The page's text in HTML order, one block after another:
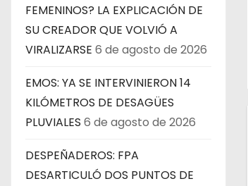
FEMENINOS? LA EXPLICACIÓN DE
SU CREADOR QUE VOLVIÓ A
VIRALIZARSE 6 de agosto de 2026
EMOS: YA SE INTERVINIERON 14
KILÓMETROS DE DESAGÜES
PLUVIALES 6 de agosto de 2026
DESPEÑADEROS: FPA
DESARTICULÓ DOS PUNTOS DE